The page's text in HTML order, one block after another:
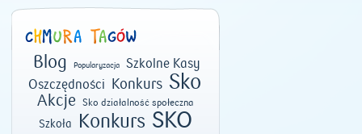
Blog Popularyzacja
Szkolne Kasy
Oszczędności
Konkurs Sko
Akcje Sko działalność społeczna
Szkoła Konkurs SKO